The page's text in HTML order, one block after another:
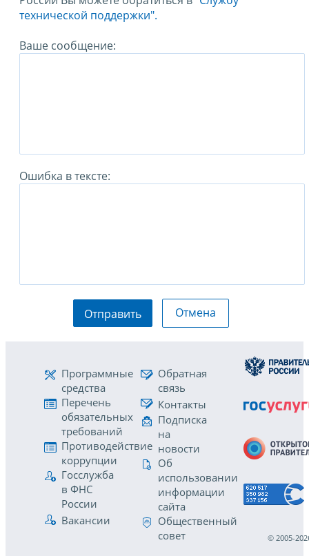
технической поддержки".
Ваше сообщение:
Ошибка в тексте:
Отправить Отмена
Программные
средства
Перечень
обязательных
требований
Противодействие
коррупции
Госслужба
в ФНС
России
Вакансии
Обратная
связь
Контакты
Подписка
на
новости
Об
использовании
информации
сайта
Общественный
совет
© 2005-